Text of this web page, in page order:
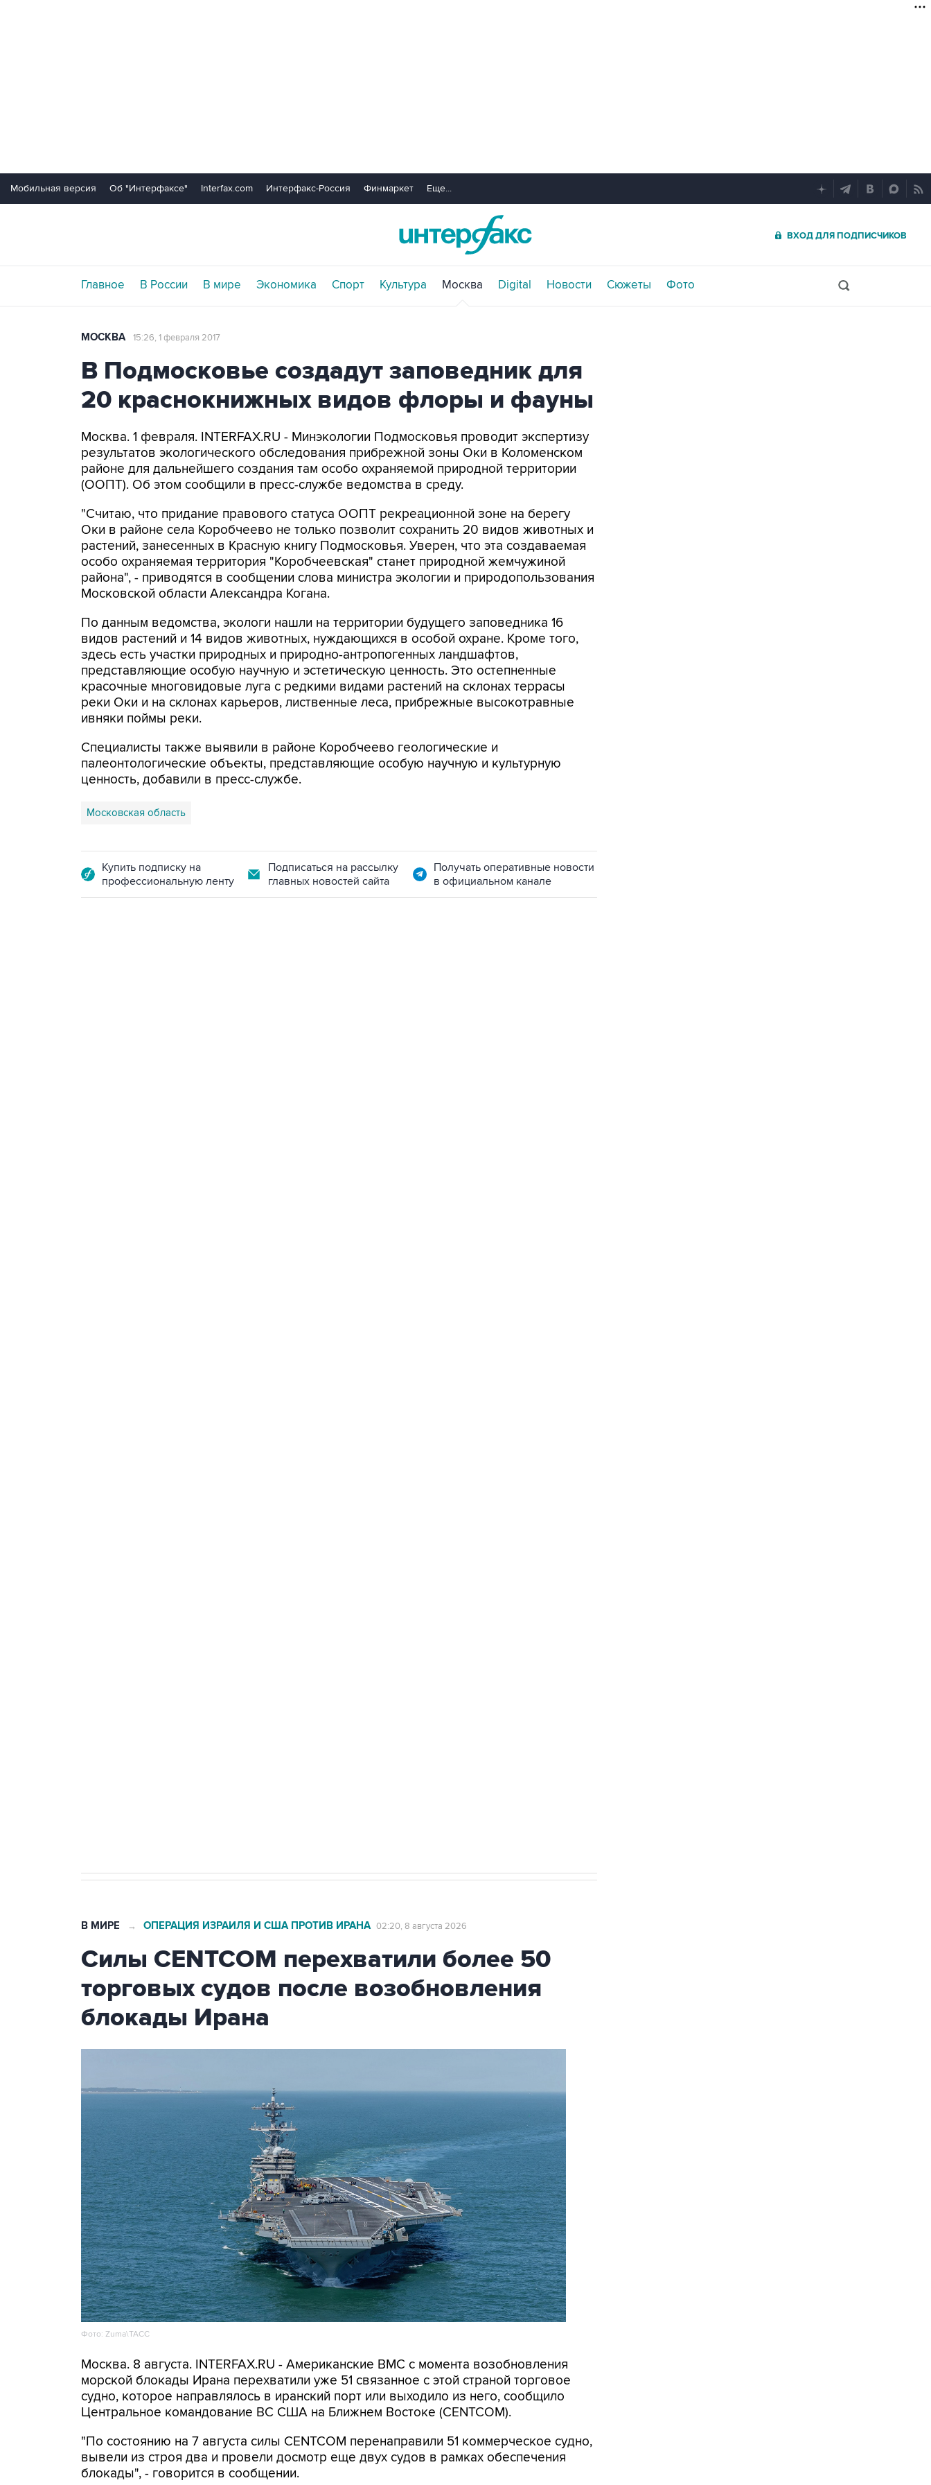
Мобильная версия Об "Интерфаксе" Interfax.com Интерфакс-Россия Финмаркет Еще...
ВХОД ДЛЯ ПОДПИСЧИКОВ
Главное В России В мире Экономика Спорт Культура Москва Digital Новости Сюжеты Фото
МОСКВА 15:26, 1 февраля 2017
В Подмосковье создадут заповедник для
20 краснокнижных видов флоры и фауны
Москва. 1 февраля. INTERFAX.RU - Минэкологии Подмосковья проводит экспертизу
результатов экологического обследования прибрежной зоны Оки в Коломенском
районе для дальнейшего создания там особо охраняемой природной территории
(ООПТ). Об этом сообщили в пресс-службе ведомства в среду.
"Считаю, что придание правового статуса ООПТ рекреационной зоне на берегу
Оки в районе села Коробчеево не только позволит сохранить 20 видов животных и
растений, занесенных в Красную книгу Подмосковья. Уверен, что эта создаваемая
особо охраняемая территория "Коробчеевская" станет природной жемчужиной
района", - приводятся в сообщении слова министра экологии и природопользования
Московской области Александра Когана.
По данным ведомства, экологи нашли на территории будущего заповедника 16
видов растений и 14 видов животных, нуждающихся в особой охране. Кроме того,
здесь есть участки природных и природно-антропогенных ландшафтов,
представляющие особую научную и эстетическую ценность. Это остепненные
красочные многовидовые луга с редкими видами растений на склонах террасы
реки Оки и на склонах карьеров, лиственные леса, прибрежные высокотравные
ивняки поймы реки.
Специалисты также выявили в районе Коробчеево геологические и
палеонтологические объекты, представляющие особую научную и культурную
ценность, добавили в пресс-службе.
Московская область
Купить подписку на
профессиональную ленту
Подписаться на рассылку
главных новостей сайта
Получать оперативные новости
в официальном канале
В МИРЕ → ОПЕРАЦИЯ ИЗРАИЛЯ И США ПРОТИВ ИРАНА 02:20, 8 августа 2026
Силы CENTCOM перехватили более 50
торговых судов после возобновления
блокады Ирана
Фото: Zuma\ТАСС
Москва. 8 августа. INTERFAX.RU - Американские ВМС с момента возобновления
морской блокады Ирана перехватили уже 51 связанное с этой страной торговое
судно, которое направлялось в иранский порт или выходило из него, сообщило
Центральное командование ВС США на Ближнем Востоке (CENTCOM).
"По состоянию на 7 августа силы CENTCOM перенаправили 51 коммерческое судно,
вывели из строя два и провели досмотр еще двух судов в рамках обеспечения
блокады", - говорится в сообщении.